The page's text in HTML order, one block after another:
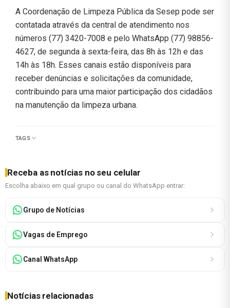
A Coordenação de Limpeza Pública da Sesep pode ser
contatada através da central de atendimento nos
números (77) 3420-7008 e pelo WhatsApp (77) 98856-
4627, de segunda à sexta-feira, das 8h às 12h e das
14h às 18h. Esses canais estão disponíveis para
receber denúncias e solicitações da comunidade,
contribuindo para uma maior participação dos cidadãos
na manutenção da limpeza urbana.
TAGS
Receba as notícias no seu celular
Escolha abaixo em qual grupo ou canal do WhatsApp entrar:
Grupo de Notícias
Vagas de Emprego
Canal WhatsApp
Notícias relacionadas